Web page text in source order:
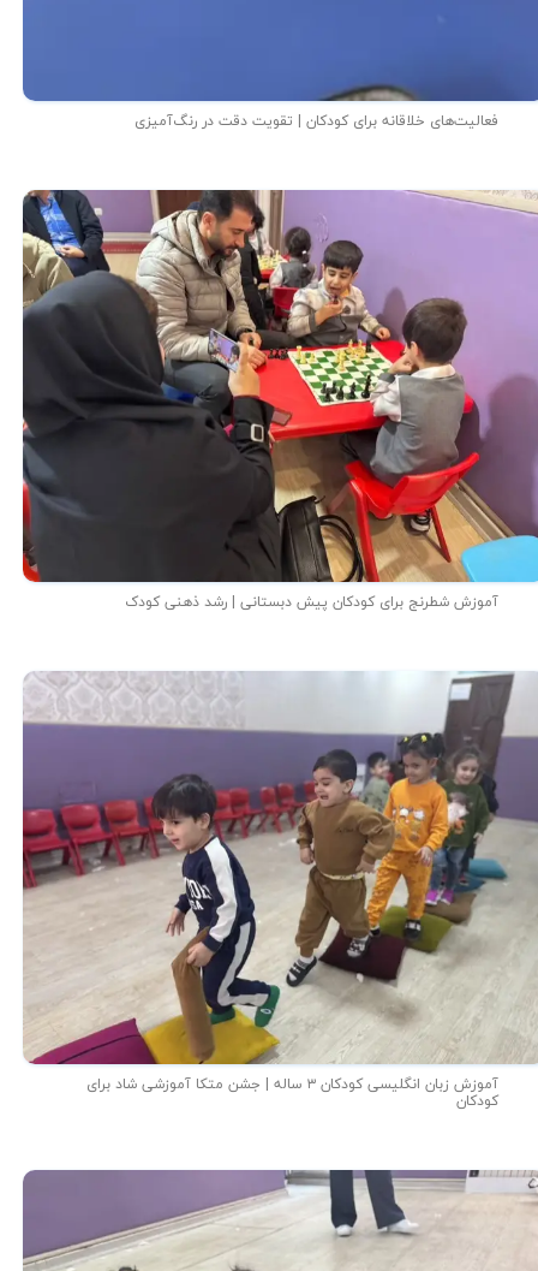
فعالیت‌های خلاقانه برای کودکان | تقویت دقت در رنگ‌آمیزی
آموزش شطرنج برای کودکان پیش دبستانی | رشد ذهنی کودک
آموزش زبان انگلیسی کودکان ۳ ساله | جشن متکا‌ آموزشی شاد برای
کودکان